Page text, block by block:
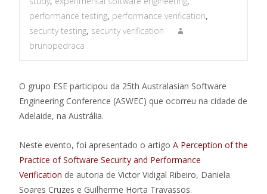
performance testing, performance verification,
security testing, security verification
brunopedraca
O grupo ESE participou da 25th Australasian Software
Engineering Conference (ASWEC) que ocorreu na cidade de
Adelaide, na Austrália.
Neste evento, foi apresentado o artigo A Perception of the
Practice of Software Security and Performance
Verification de autoria de Victor Vidigal Ribeiro, Daniela
Soares Cruzes e Guilherme Horta Travassos.